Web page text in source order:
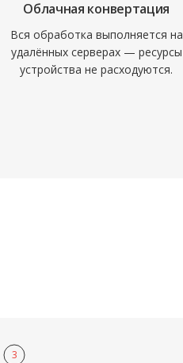
Облачная конвертация
Вся обработка выполняется на
удалённых серверах — ресурсы
устройства не расходуются.
3